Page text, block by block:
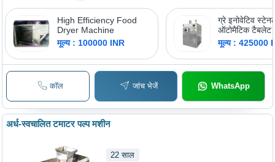
High Efficiency Food
Dryer Machine
मूल्य : 100000 INR
ग्रे इनोवेटिव
ऑटोमैटिक टैबलेट
मशीन
मूल्य : 425000
कॉल जांच भेजें WhatsApp
अर्ध-स्वचालित टमाटर पल्प मशीन
22 साल